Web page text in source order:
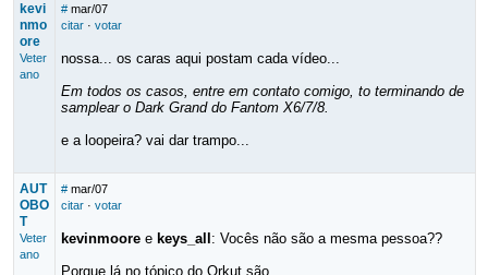
kevi
nmo
ore
Veter
ano
# mar/07
citar· votar
nossa... os caras aqui postam cada vídeo...
Em todos os casos, entre em contato comigo, to terminando de
samplear o Dark Grand do Fantom X6/7/8.
e a loopeira? vai dar trampo...
AUT
OBO
T
Veter
ano
# mar/07
citar· votar
kevinmooree keys_all : Vocês não são a mesma pessoa??
Porque lá no tópico do Orkut são.